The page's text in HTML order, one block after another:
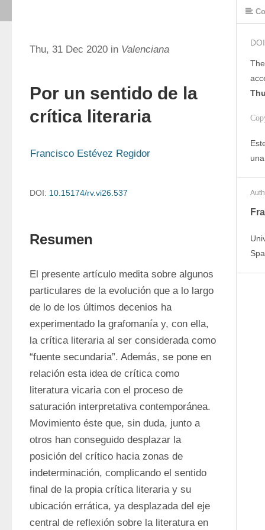
Thu, 31 Dec 2020 in Valenciana
Por un sentido de la
crítica literaria
Francisco Estévez Regidor
DOI: 10.15174/rv.vi26.537
Resumen
El presente artículo medita sobre algunos
particulares de la evolución que a lo largo
de lo de los últimos decenios ha
experimentado la grafomanía y, con ella,
la crítica literaria al ser considerada como
“fuente secundaria”. Además, se pone en
relación esta idea de crítica como
literatura vicaria con el proceso de
saturación interpretativa contemporánea.
Movimiento éste que, sin duda, junto a
otros han conseguido desplazar la
posición del crítico hacia zonas de
indeterminación, complicando el sentido
final de la propia crítica literaria y su
ubicación errática, ya desplazada del eje
central de reflexión sobre la literatura en
DOI